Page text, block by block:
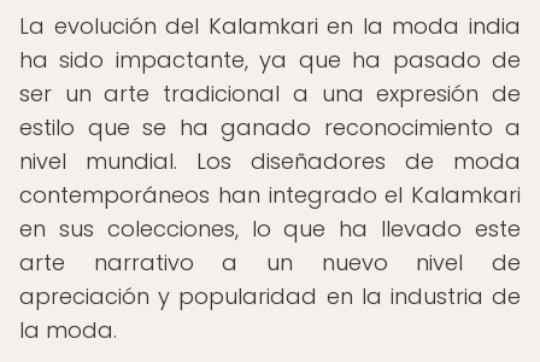
La evolución del Kalamkari en la moda india
ha sido impactante, ya que ha pasado de
ser un arte tradicional a una expresión de
estilo que se ha ganado reconocimiento a
nivel mundial. Los diseñadores de moda
contemporáneos han integrado el Kalamkari
en sus colecciones, lo que ha llevado este
arte narrativo a un nuevo nivel de
apreciación y popularidad en la industria de
la moda.